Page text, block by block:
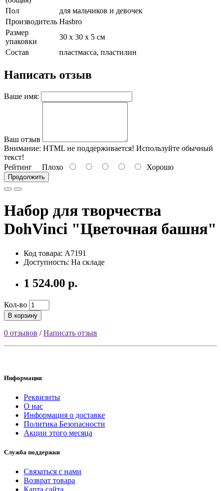
Пол
для мальчиков и девочек
Производитель Hasbro
Размер
упаковки
30 х 30 х 5 см
Состав
пластмасса, пластилин
Написать отзыв
Ваше имя:
Ваш отзыв
Внимание: HTML не поддерживается! Используйте обычный
текст!
Рейтинг Плохо Хорошо
Продолжить
Набор для творчества
DohVinci "Цветочная башня"
Код товара: A7191
Доступность: На складе
1 524.00 р.
Кол-во
В корзину
0 отзывов /Написать отзыв
Информация
Реквизиты
О нас
Информация о доставке
Политика Безопасности
Акции этого месяца
Служба поддержки
Связаться с нами
Возврат товара